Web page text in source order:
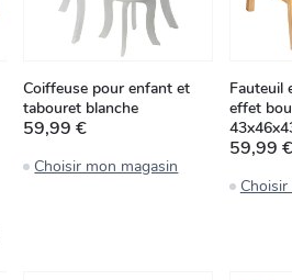
Coiffeuse pour enfant et
tabouret blanche
59,99 €
Choisir mon magasin
Fauteuil
effet
59,99 €